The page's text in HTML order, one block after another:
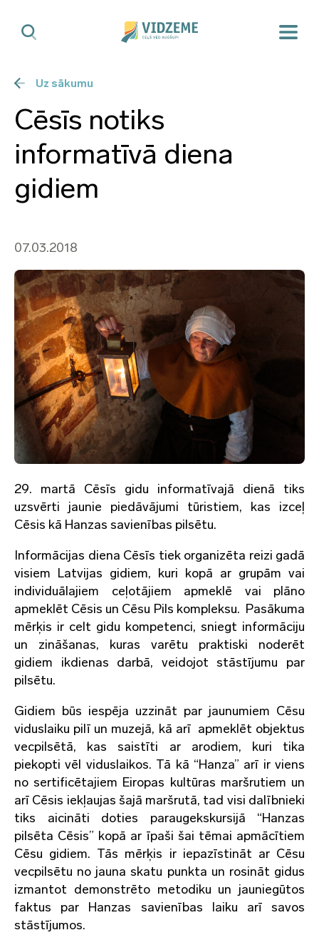
Uz sākumu
Cēsīs notiks
informatīvā diena
gidiem
07.03.2018
29. martā Cēsīs gidu informatīvajā dienā tiks
uzsvērti jaunie piedāvājumi tūristiem, kas izceļ
Cēsis kā Hanzas savienības pilsētu.
Informācijas diena Cēsīs tiek organizēta reizi gadā
visiem Latvijas gidiem, kuri kopā ar grupām vai
individuālajiem ceļotājiem apmeklē vai plāno
apmeklēt Cēsis un Cēsu Pils kompleksu. Pasākuma
mērķis ir celt gidu kompetenci, sniegt informāciju
un zināšanas, kuras varētu praktiski noderēt
gidiem ikdienas darbā, veidojot stāstījumu par
pilsētu.
Gidiem būs iespēja uzzināt par jaunumiem Cēsu
viduslaiku pilī un muzejā, kā arī apmeklēt objektus
vecpilsētā, kas saistīti ar arodiem, kuri tika
piekopti vēl viduslaikos. Tā kā “Hanza” arī ir viens
no sertificētajiem Eiropas kultūras maršrutiem un
arī Cēsis iekļaujas šajā maršrutā, tad visi dalībnieki
tiks aicināti doties paraugekskursijā “Hanzas
pilsēta Cēsis” kopā ar īpaši šai tēmai apmācītiem
Cēsu gidiem. Tās mērķis ir iepazīstināt ar Cēsu
vecpilsētu no jauna skatu punkta un rosināt gidus
izmantot demonstrēto metodiku un jauniegūtos
faktus par Hanzas savienības laiku arī savos
stāstījumos.